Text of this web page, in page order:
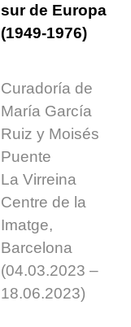
sur de Europa
(1949-1976)
Curadoría de
María García
Ruiz y Moisés
Puente
La Virreina
Centre de la
Imatge,
Barcelona
(04.03.2023 –
18.06.2023)